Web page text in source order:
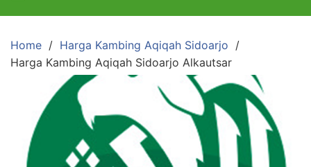
&
Terpercaya
Home
Harga Kambing Aqiqah Sidoarjo
Harga Kambing Aqiqah Sidoarjo Alkautsar